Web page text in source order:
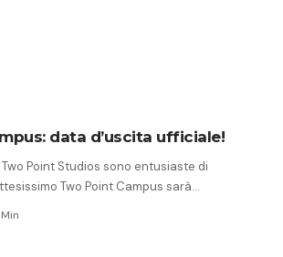
data d’uscita ufficiale!
Two Point Studios sono entusiaste di
Two Point Campus sarà…